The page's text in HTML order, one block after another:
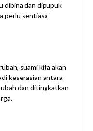
dibina dan dipupuk
perlu sentiasa
suami kita akan
keserasian antara
dan ditingkatkan